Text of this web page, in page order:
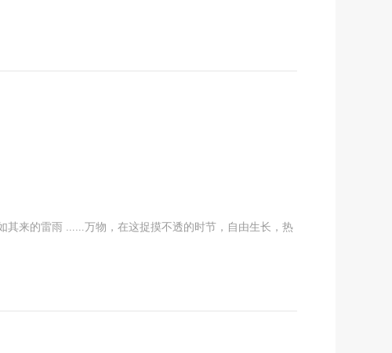
其来的雷雨 ……万物，在这捉摸不透的时节，自由生长，热